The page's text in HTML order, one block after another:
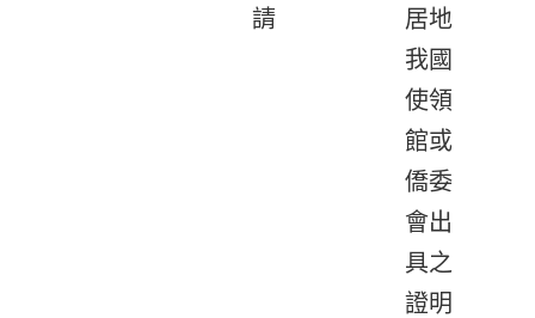
請
居地
我國
使領
館或
僑委
會出
具之
證明